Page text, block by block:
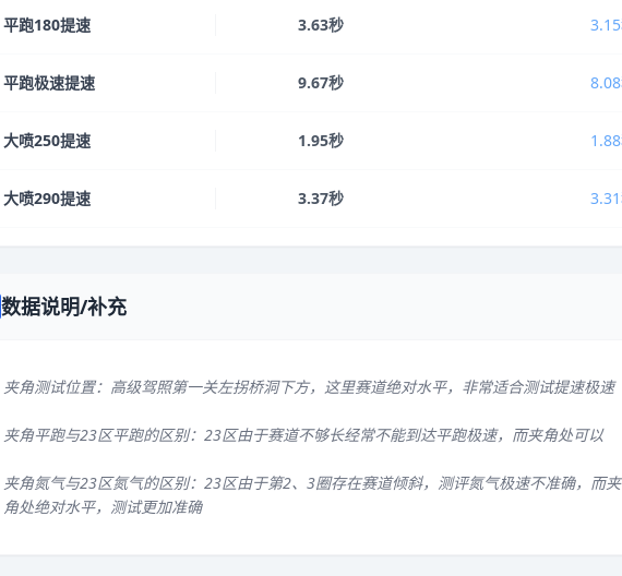
平跑180提速 3.63秒
平跑极速提速 9.67秒
大喷250提速 1.95秒
大喷290提速 3.37秒
数据说明/补充
夹角测试位置：高级驾照第一关左拐桥洞下方，这里赛道绝对水平，非常适合测试提速极速
夹角平跑与23区平跑的区别：23区由于赛道不够长经常不能到达平跑极速，而夹角处可以
夹角氮气与23区氮气的区别：23区由于第2、3圈存在赛道倾斜，测评氮气极速不准确，而夹
角处绝对水平，测试更加准确